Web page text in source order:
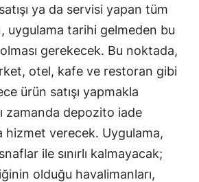
ya da servisi yapan tüm
uygulama tarihi gelmeden bu
gerekecek. Bu noktada,
otel, kafe ve restoran gibi
ürün satışı yapmakla
zamanda depozito iade
hizmet verecek. Uygulama,
ile sınırlı kalmayacak;
olduğu havalimanları,